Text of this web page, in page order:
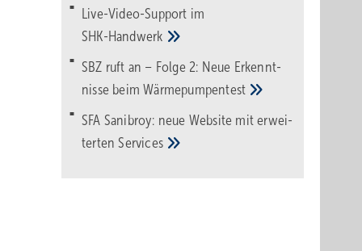
Herr
Live-Video-Support im
SHK-Handwerk
SBZ ruft an – Folge 2: Neue Erkennt­
nisse beimWärme­pumpen­test
SFA Sanibroy: neue Web­site mit erwei­
tertenServices